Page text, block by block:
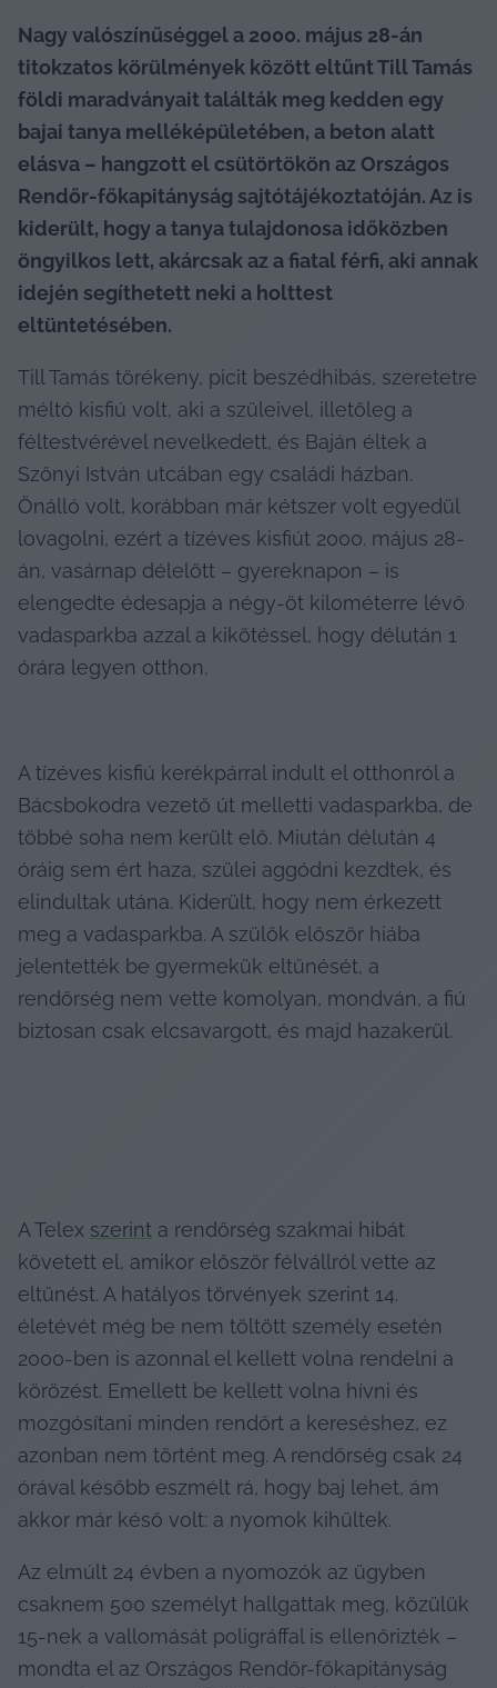
Nagy valószínűséggel a 2000. május 28-án
titokzatos körülmények között eltűnt Till Tamás
földi maradványait találták meg kedden egy
bajai tanya melléképületében, a beton alatt
elásva – hangzott el csütörtökön az Országos
Rendőr-főkapitányság sajtótájékoztatóján. Az is
kiderült, hogy a tanya tulajdonosa időközben
öngyilkos lett, akárcsak az a fiatal férfi, aki annak
idején segíthetett neki a holttest
eltüntetésében.
Till Tamás törékeny, picit beszédhibás, szeretetre
méltó kisfiú volt, aki a szüleivel, illetőleg a
féltestvérével nevelkedett, és Baján éltek a
Szőnyi István utcában egy családi házban.
Önálló volt, korábban már kétszer volt egyedül
lovagolni, ezért a tízéves kisfiút 2000. május 28-
án, vasárnap délelőtt – gyereknapon – is
elengedte édesapja a négy-öt kilométerre lévő
vadasparkba azzal a kikötéssel, hogy délután 1
órára legyen otthon.
A tízéves kisfiú kerékpárral indult el otthonról a
Bácsbokodra vezető út melletti vadasparkba, de
többé soha nem került elő. Miután délután 4
óráig sem ért haza, szülei aggódni kezdtek, és
elindultak utána. Kiderült, hogy nem érkezett
meg a vadasparkba. A szülők először hiába
jelentették be gyermekük eltűnését, a
rendőrség nem vette komolyan, mondván, a fiú
biztosan csak elcsavargott, és majd hazakerül.
A Telex szerint a rendőrség szakmai hibát
követett el, amikor először félvállról vette az
eltűnést. A hatályos törvények szerint 14.
életévét még be nem töltött személy esetén
2000-ben is azonnal el kellett volna rendelni a
körözést. Emellett be kellett volna hívni és
mozgósítani minden rendőrt a kereséshez, ez
azonban nem történt meg. A rendőrség csak 24
órával később eszmélt rá, hogy baj lehet, ám
akkor már késő volt: a nyomok kihűltek.
Az elmúlt 24 évben a nyomozók az ügyben
csaknem 500 személyt hallgattak meg, közülük
15-nek a vallomását poligráffal is ellenőrizték –
mondta el az Országos Rendőr-főkapitányság